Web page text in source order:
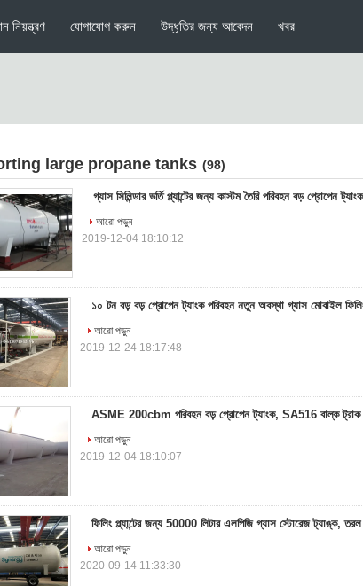
নিয়ন্ত্রণ যোগাযোগ করুন উদ্ধৃতির জন্য আবেদন খবর
large propane tanks (98)
গ্যাস সিলিন্ডার ভর্তি প্ল্যান্টের জন্য কাস্টম তৈরি পরিবহন বড় প্রোপেন
আরো পড়ুন
2019-12-04 18:10:12
১০ টন বড় বড় প্রোপেন ট্যাংক পরিবহন নতুন অবস্থা গ্যাস মোবাইল
আরো পড়ুন
2019-12-24 18:17:48
ASME 200cbm পরিবহন বড় প্রোপেন ট্যাংক, SA516 বাল্ক ট্রাক
আরো পড়ুন
2019-12-04 18:10:07
ফিলিং প্ল্যান্টের জন্য 50000 লিটার এলপিজি গ্যাস স্টোরেজ ট্যাঙ্ক,
আরো পড়ুন
2020-09-14 11:33:30